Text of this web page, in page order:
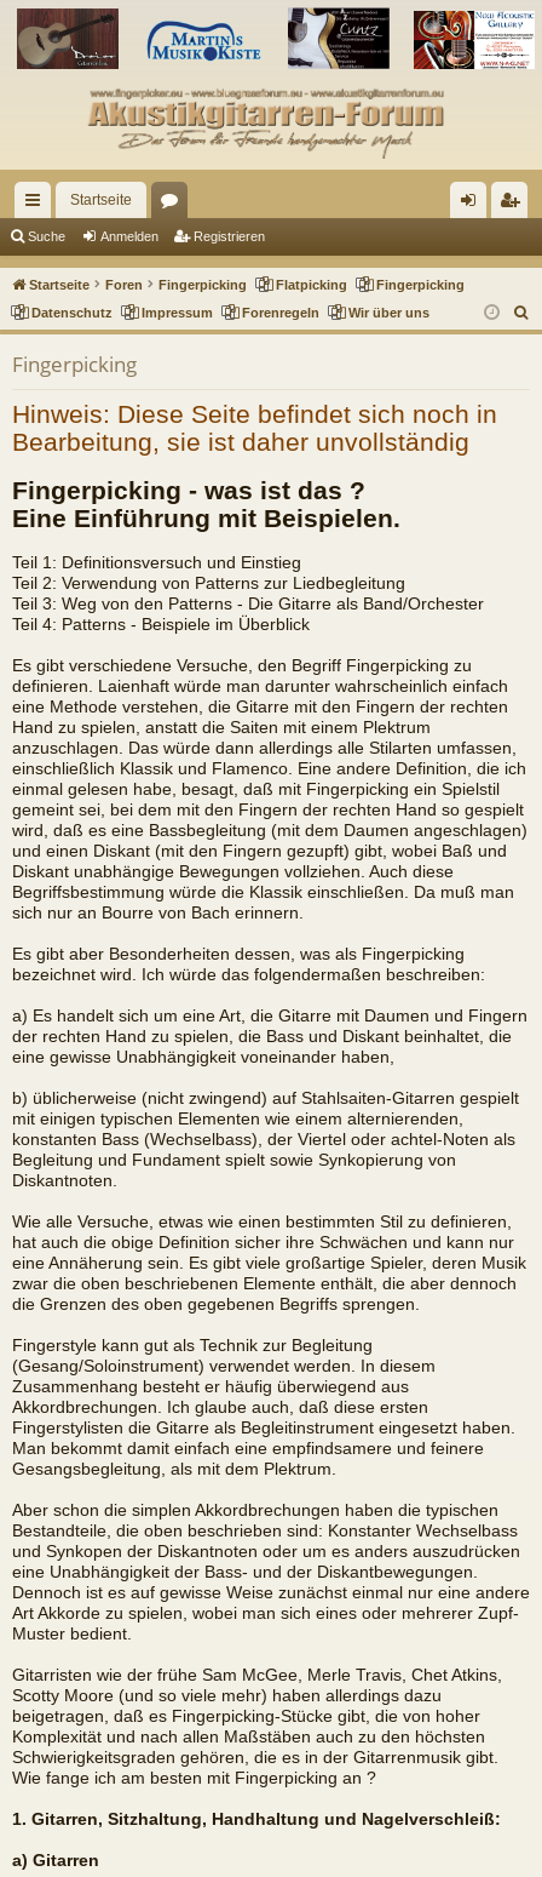
ch
ne
llz
Startseite
en m ist
rie
Suche Anmelden Registrieren
Startseite Foren Fingerpicking Flatpicking
Fingerpicking
Datenschutz
Impressum Forenregeln Wir über uns
u
Fingerpicking
Hinweis: Diese Seite befindet sich noch in
Bearbeitung, sie ist daher unvollständig
Fingerpicking - was ist das ?
Eine Einführung mit Beispielen.
Teil 1: Definitionsversuch und Einstieg
Teil 2: Verwendung von Patterns zur Liedbegleitung
Teil 3: Weg von den Patterns - Die Gitarre als Band/Orchester
Teil 4: Patterns - Beispiele im Überblick
Es gibt verschiedene Versuche, den Begriff Fingerpicking zu
definieren. Laienhaft würde man darunter wahrscheinlich einfach
eine Methode verstehen, die Gitarre mit den Fingern der rechten
Hand zu spielen, anstatt die Saiten mit einem Plektrum
anzuschlagen. Das würde dann allerdings alle Stilarten umfassen,
einschließlich Klassik und Flamenco. Eine andere Definition, die ich
einmal gelesen habe, besagt, daß mit Fingerpicking ein Spielstil
gemeint sei, bei dem mit den Fingern der rechten Hand so gespielt
wird, daß es eine Bassbegleitung (mit dem Daumen angeschlagen)
und einen Diskant (mit den Fingern gezupft) gibt, wobei Baß und
Diskant unabhängige Bewegungen vollziehen. Auch diese
Begriffsbestimmung würde die Klassik einschließen. Da muß man
sich nur an Bourre von Bach erinnern.
Es gibt aber Besonderheiten dessen, was als Fingerpicking
bezeichnet wird. Ich würde das folgendermaßen beschreiben:
a) Es handelt sich um eine Art, die Gitarre mit Daumen und Fingern
der rechten Hand zu spielen, die Bass und Diskant beinhaltet, die
eine gewisse Unabhängigkeit voneinander haben,
b) üblicherweise (nicht zwingend) auf Stahlsaiten-Gitarren gespielt
mit einigen typischen Elementen wie einem alternierenden,
konstanten Bass (Wechselbass), der Viertel oder achtel-Noten als
Begleitung und Fundament spielt sowie Synkopierung von
Diskantnoten.
Wie alle Versuche, etwas wie einen bestimmten Stil zu definieren,
hat auch die obige Definition sicher ihre Schwächen und kann nur
eine Annäherung sein. Es gibt viele großartige Spieler, deren Musik
zwar die oben beschriebenen Elemente enthält, die aber dennoch
die Grenzen des oben gegebenen Begriffs sprengen.
Fingerstyle kann gut als Technik zur Begleitung
(Gesang/Soloinstrument) verwendet werden. In diesem
Zusammenhang besteht er häufig überwiegend aus
Akkordbrechungen. Ich glaube auch, daß diese ersten
Fingerstylisten die Gitarre als Begleitinstrument eingesetzt haben.
Man bekommt damit einfach eine empfindsamere und feinere
Gesangsbegleitung, als mit dem Plektrum.
Aber schon die simplen Akkordbrechungen haben die typischen
Bestandteile, die oben beschrieben sind: Konstanter Wechselbass
und Synkopen der Diskantnoten oder um es anders auszudrücken
eine Unabhängigkeit der Bass- und der Diskantbewegungen.
Dennoch ist es auf gewisse Weise zunächst einmal nur eine andere
Art Akkorde zu spielen, wobei man sich eines oder mehrerer Zupf-
Muster bedient.
Gitarristen wie der frühe Sam McGee, Merle Travis, Chet Atkins,
Scotty Moore (und so viele mehr) haben allerdings dazu
beigetragen, daß es Fingerpicking-Stücke gibt, die von hoher
Komplexität und nach allen Maßstäben auch zu den höchsten
Schwierigkeitsgraden gehören, die es in der Gitarrenmusik gibt.
Wie fange ich am besten mit Fingerpicking an ?
1. Gitarren, Sitzhaltung, Handhaltung und Nagelverschleiß:
a) Gitarren